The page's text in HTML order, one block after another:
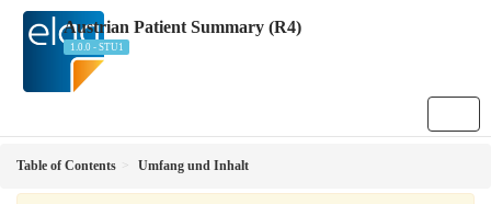
Austrian Patient Summary (R4)
1.0.0 - STU1
Table of Contents Umfang und Inhalt